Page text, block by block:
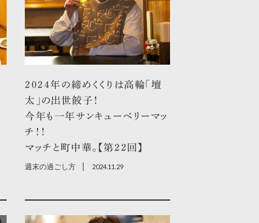
2024年の締めくくりは高輪「壇
太」の出世餃子！
今年も一年サンキューベリーマッ
チ！！
マッチと町中華。【第22回】
週末の過ごし方 2024.11.29